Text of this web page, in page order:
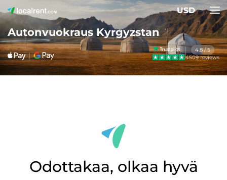
USD
Autonvuokraus Kyrgyzstan
4.8 / 5
4509 reviews
Odottakaa, olkaa hyvä